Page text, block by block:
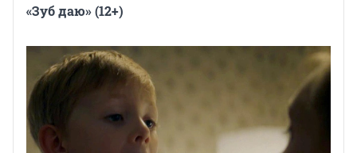
«Зуб даю» (12+)